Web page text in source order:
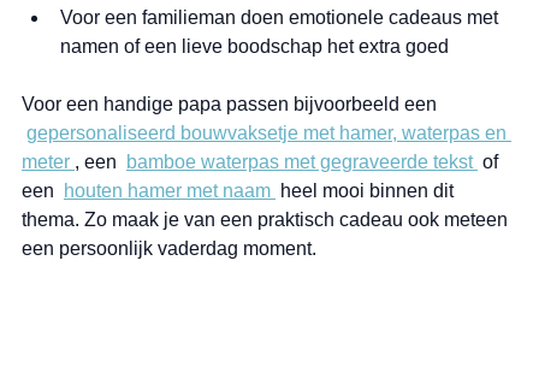
Voor een familieman doen emotionele cadeaus met
namen of een lieve boodschap het extra goed
Voor een handige papa passen bijvoorbeeld een
gepersonaliseerd bouwvaksetje met hamer, waterpas en
meter , een bamboe waterpas met gegraveerde tekst of
een
houten hamer met naam heel mooi binnen dit
thema. Zo maak je van een praktisch cadeau ook meteen
een persoonlijk vaderdag moment.